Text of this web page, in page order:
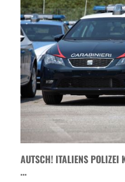
AUTSCH! ITALIENS POLIZEI
…